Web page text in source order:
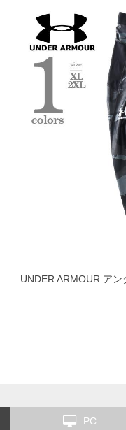
UNDER ARMOUR ア
PC